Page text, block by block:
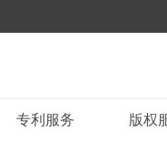
专利服务 版权